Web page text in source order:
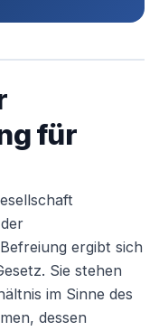
Weiter
für
ergibt sich
Sie stehen
im Sinne des
dessen